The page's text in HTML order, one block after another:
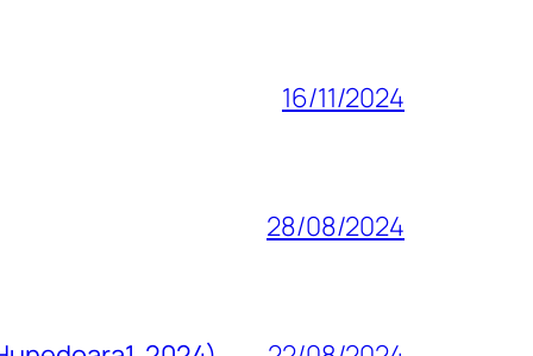
16/11/2024
28/08/2024